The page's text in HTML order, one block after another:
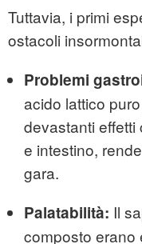
Tuttavia, i primi
ostacoli
Problemi
acido lattico
devastanti effetti
e intestino,
gara.
Palatabilità: Il
composto erano